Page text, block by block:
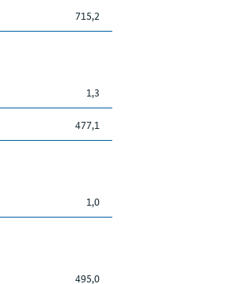
715,2
1,3
477,1
1,0
495,0